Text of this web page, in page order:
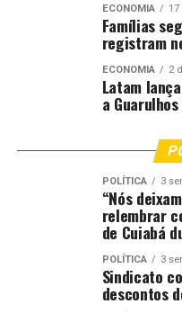
A partir de quarta-feira
a subir gradualmente no
ainda persiste em áreas
(19), uma nova frente
provocando chuvas
estados.
Sudeste
A semana começa com
paulista, Rio de Janeiro,
Gerais devido à
ECONOMIA
Famílias
registram
ECONOMIA 2
Latam
a
POLÍTICA 3
“Nós
relembrar
de Cuiabá
POLÍTICA 3
Sindicato
descontos